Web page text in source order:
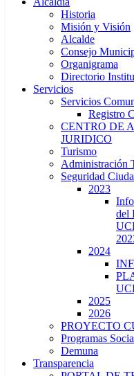
Historia
Misión y Visión
Alcalde
Consejo
Organigrama
Directorio
Servicios
Servicios
Registro
CENTRO DE
JURIDICO
Turismo
Administración
Seguridad
2023
del
2024
2025
2026
PROYECTO
Programas
Demuna
Transparencia